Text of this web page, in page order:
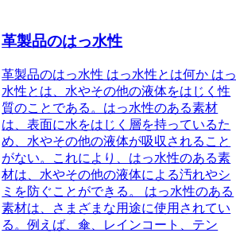
革製品のはっ水性
革製品のはっ水性 はっ水性とは何か はっ
水性とは、水やその他の液体をはじく性
質のことである。はっ水性のある素材
は、表面に水をはじく層を持っているた
め、水やその他の液体が吸収されること
がない。これにより、はっ水性のある素
材は、水やその他の液体による汚れやシ
ミを防ぐことができる。 はっ水性のある
素材は、さまざまな用途に使用されてい
る。例えば、傘、レインコート、テン